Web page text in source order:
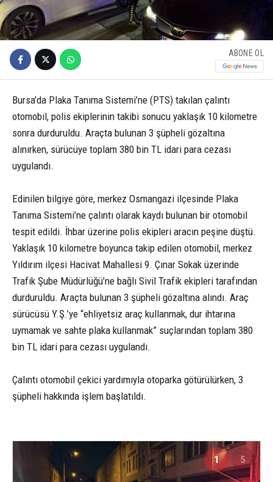
ABONE OL
Bursa’da Plaka Tanıma Sistemi’ne (PTS) takılan çalıntı
otomobil, polis ekiplerinin takibi sonucu yaklaşık 10 kilometre
sonra durduruldu. Araçta bulunan 3 şüpheli gözaltına
alınırken, sürücüye toplam 380 bin TL idari para cezası
uygulandı.
Edinilen bilgiye göre, merkez Osmangazi ilçesinde Plaka
Tanıma Sistemi’ne çalıntı olarak kaydı bulunan bir otomobil
tespit edildi. İhbar üzerine polis ekipleri aracın peşine düştü.
Yaklaşık 10 kilometre boyunca takip edilen otomobil, merkez
Yıldırım ilçesi Hacivat Mahallesi 9. Çınar Sokak üzerinde
Trafik Şube Müdürlüğü’ne bağlı Sivil Trafik ekipleri tarafından
durduruldu. Araçta bulunan 3 şüpheli gözaltına alındı. Araç
sürücüsü Y.Ş.’ye “ehliyetsiz araç kullanmak, dur ihtarına
uymamak ve sahte plaka kullanmak” suçlarından toplam 380
bin TL idari para cezası uygulandı.
Çalıntı otomobil çekici yardımıyla otoparka götürülürken, 3
şüpheli hakkında işlem başlatıldı.
1 5